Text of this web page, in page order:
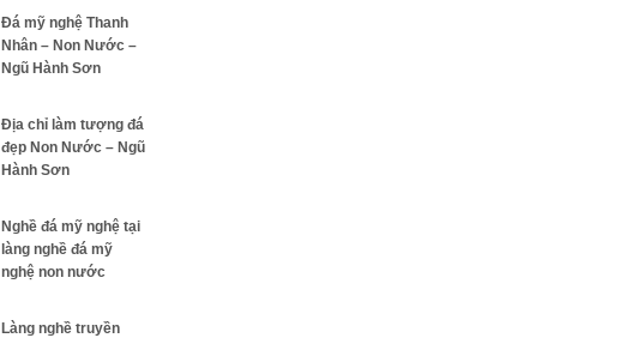
Đá mỹ nghệ Thanh
Nhân – Non Nước –
Ngũ Hành Sơn
Địa chỉ làm tượng đá
đẹp Non Nước – Ngũ
Hành Sơn
Nghề đá mỹ nghệ tại
làng nghề đá mỹ
nghệ non nước
Làng nghề truyền